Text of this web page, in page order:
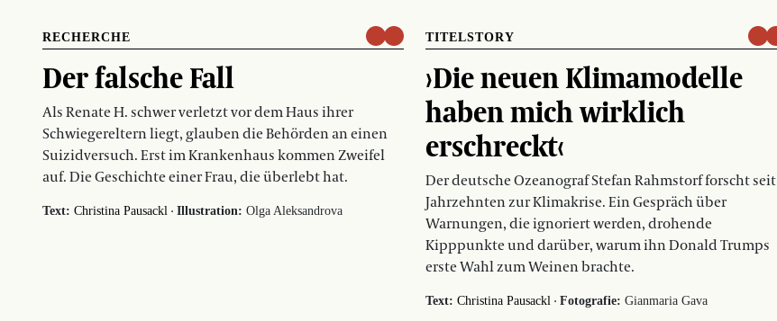
RECHERCHE
Der falsche Fall
Als Renate H. schwer verletzt vor dem Haus ihrer
Schwiegereltern liegt, glauben die Behörden an einen
Suizidversuch. Erst im Krankenhaus kommen Zweifel
auf. Die Geschichte einer Frau, die überlebt hat.
Text: Christina Pausackl · Illustration: Olga Aleksandrova
TITELSTORY
›Die neuen Klimamodelle
haben mich wirklich
erschreckt‹
Der deutsche Ozeanograf Stefan Rahmstorf forscht seit
Jahrzehnten zur Klimakrise. Ein Gespräch über
Warnungen, die ignoriert werden, drohende
Kipppunkte und darüber, warum ihn Donald Trumps
erste Wahl zum Weinen brachte.
Text: Christina Pausackl· Fotografie: Gianmaria Gava